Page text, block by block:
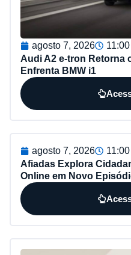
agosto 7, 2026
Audi A2 e-tron Retorna
Enfrenta BMW i1
agosto 7, 2026
Afiadas Explora
Online em Novo